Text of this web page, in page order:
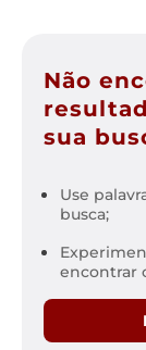
Não
sua
Use
busca;
encontrar